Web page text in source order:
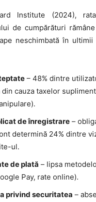
Institute (2024),
de cumpărături
neschimbată în ultimii
– 48% dintre
din cauza taxelor
de înregistrare –
determină 24% dintre
ul.
de plată – lipsa
Pay, rate online).
privind securitatea –